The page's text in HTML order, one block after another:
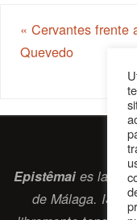
« Cervantes frente
Quevedo
Epistêmaies la
de Málaga. ISSN